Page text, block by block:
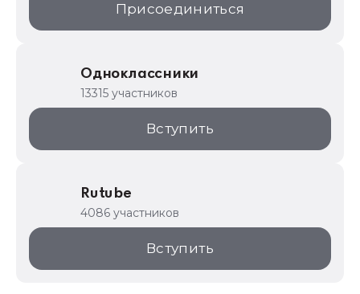
Присоединиться
Одноклассники
13315 участников
Вступить
Rutube
4086 участников
Вступить